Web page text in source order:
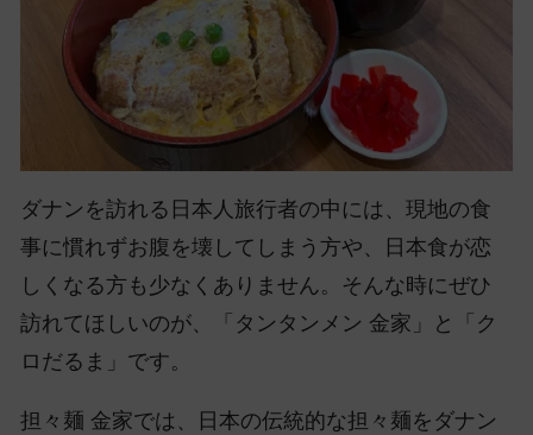
ダナンを訪れる日本人旅行者の中には、現地の食
事に慣れずお腹を壊してしまう方や、日本食が恋
しくなる方も少なくありません。そんな時にぜひ
訪れてほしいのが、「タンタンメン 金家」と「ク
ロだるま」です。
担々麺 金家では、日本の伝統的な担々麺をダナン